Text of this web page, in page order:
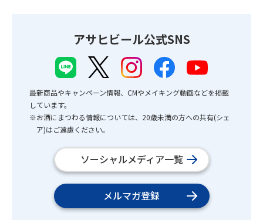
アサヒビール公式SNS
最新商品やキャンペーン情報、CMやメイキング動画などを掲載
しています。
※お酒にまつわる情報については、20歳未満の方への共有(シェ
ア)はご遠慮ください。
ソーシャルメディア一覧
メルマガ登録